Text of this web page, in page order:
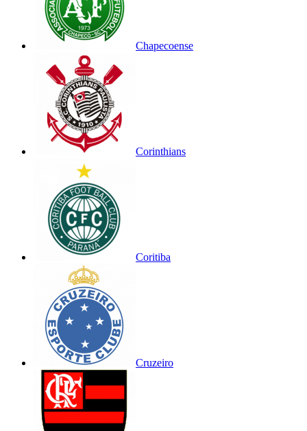
Chapecoense
Corinthians
Coritiba
Cruzeiro